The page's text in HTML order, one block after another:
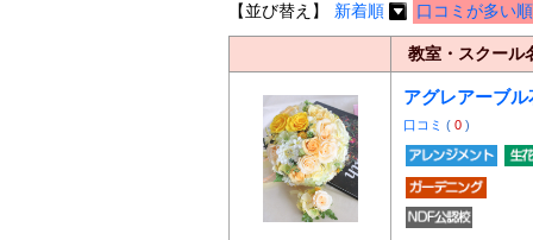
【並び替え】
新着順 口コミが多い順
教室・スクール
アグレアーブル
口コミ ( 0 )